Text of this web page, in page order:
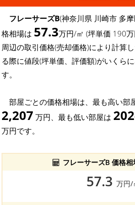
フレーサーズB(神奈川県 川崎市 多
格相場は 57.3万円/㎡ (坪単価 190万
周辺の取引価格(売却価格)により計算
る際に値段(坪単価、評価額)がいくら
す。
部屋ごとの価格相場は、最も高い部
2,207 万円、最も低い部屋は 202
万円です。
フレーサーズB 価格
57.3 万円/